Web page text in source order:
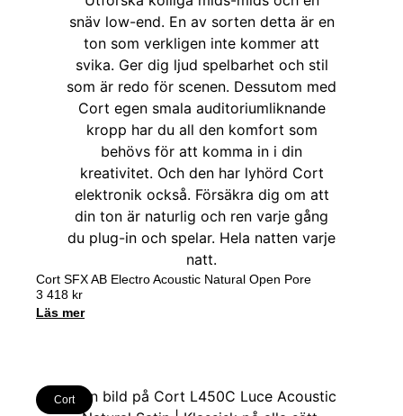
Cort SFX AB Electro Acoustic Natural Open Pore
3 418 kr
Läs mer
Cort